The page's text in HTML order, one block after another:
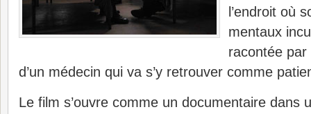
l’endroit où
mentaux
racontée
d’un médecin qui va s’y retrouver comme
Le film s’ouvre comme un documentaire dans